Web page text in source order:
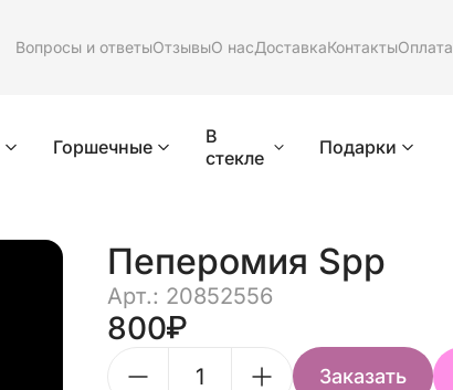
Вопросы и ответыОтзывыО насДоставкаКонтактыОплата
Горшечные
В
стекле
Подарки
Пеперомия Spp
Арт.: 20852556
800
Заказать